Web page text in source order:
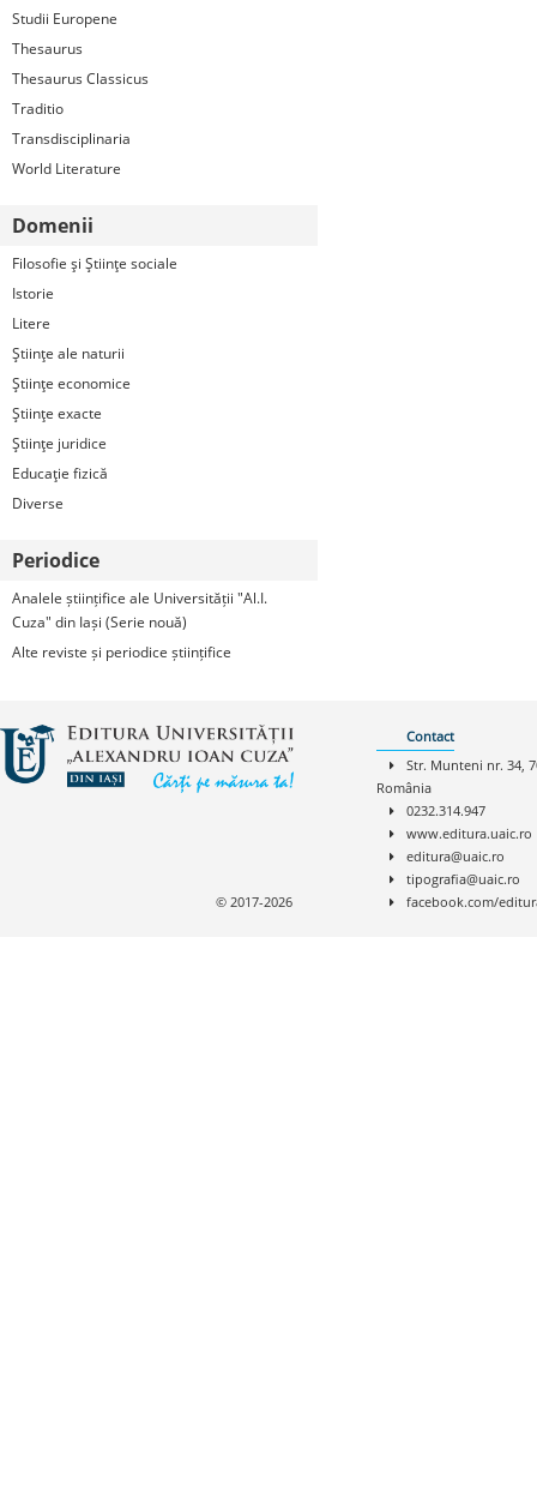
Studii Europene
Thesaurus
Thesaurus Classicus
Traditio
Transdisciplinaria
World Literature
Domenii
Filosofie şi Ştiinţe sociale
Istorie
Litere
Ştiinţe ale naturii
Ştiinţe economice
Ştiinţe exacte
Ştiinţe juridice
Educaţie fizică
Diverse
Periodice
Analele științifice ale Universității "Al.I.
Cuza" din Iași (Serie nouă)
Alte reviste și periodice științifice
Contact
Str. Munteni nr. 34,
România
0232.314.947
www.editura.uaic.ro
editura@uaic.ro
tipografia@uaic.ro
facebook.com/
© 2017-2026